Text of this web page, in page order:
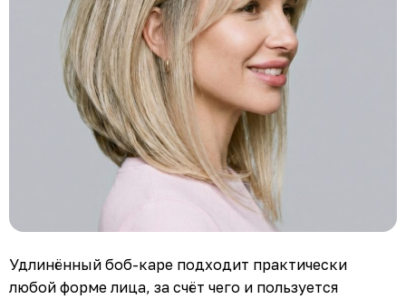
Удлинённый боб-каре подходит практически
любой форме лица, за счёт чего и пользуется